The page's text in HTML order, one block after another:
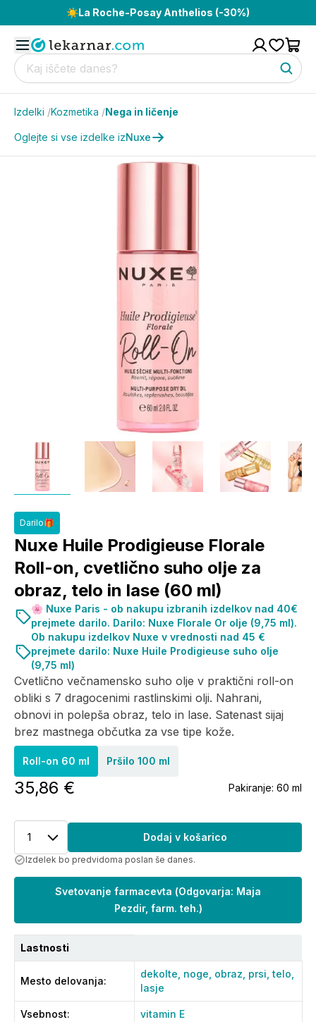
☀️La Roche-Posay Anthelios (-30%)
Izdelki /Kozmetika /Nega in ličenje
Oglejte si vse izdelke izNuxe
Darilo🎁
Nuxe Huile Prodigieuse Florale
Roll-on, cvetlično suho olje za
obraz, telo in lase (60 ml)
Cvetlično večnamensko suho olje v praktični roll-on
obliki s 7 dragocenimi rastlinskimi olji. Nahrani,
obnovi in polepša obraz, telo in lase. Satenast sijaj
brez mastnega občutka za vse tipe kože.
Roll-on 60 ml Pršilo 100 ml
35,86 € Pakiranje: 60 ml
🌸 Nuxe Paris - ob nakupu izbranih izdelkov nad 40€
prejmete darilo. Darilo: Nuxe Florale Or olje (9,75 ml).
Ob nakupu izdelkov Nuxe v vrednosti nad 45 €
prejmete darilo: Nuxe Huile Prodigieuse suho olje
(9,75 ml)
1 Dodaj v košarico
Izdelek bo predvidoma poslan še danes.
Svetovanje farmacevta (Odgovarja: Maja
Pezdir, farm. teh.)
Lastnosti
Mesto delovanja:
dekolte, noge, obraz, prsi,telo,
lasje
Vsebnost: vitamin E